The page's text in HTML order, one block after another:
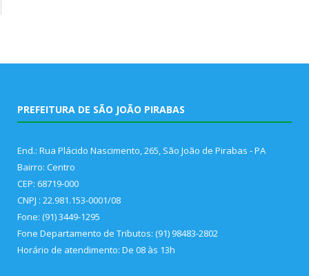
PREFEITURA DE SÃO JOÃO PIRABAS
End.: Rua Plácido Nascimento, 265, São João de Pirabas - PA
Bairro: Centro
CEP: 68719-000
CNPJ : 22.981.153-0001/08
Fone: (91) 3449-1295
Fone Departamento de Tributos: (91) 98483-2802
Horário de atendimento: De 08 às 13h